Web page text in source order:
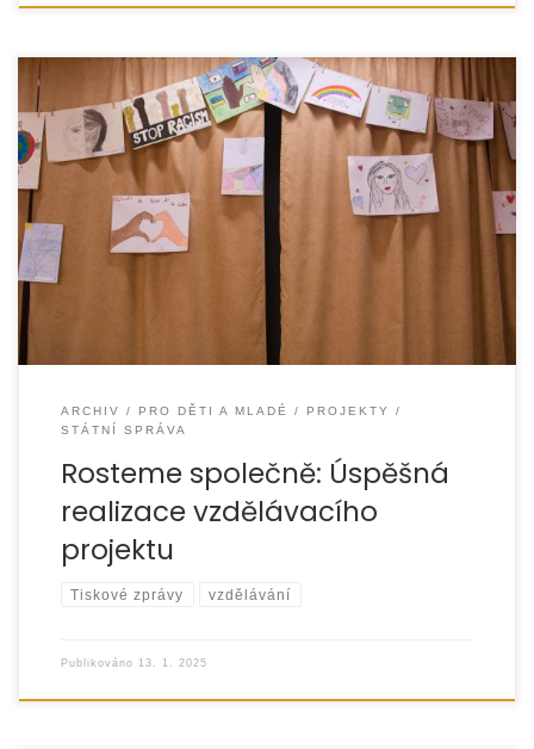
Díky finanční podpoře Ministerstva školství, mládeže
a tělovýchovy ČR se podařilo úspěšně realizovat projekt
zaměřený na prevenci rasismu a xenofobie a posílení
vzájemného
ARCHIV PRO DĚTI A MLADÉ
PROJEKTY
STÁTNÍ SPRÁVA
Rosteme společně: Úspěšná
realizace vzdělávacího
projektu
Tiskové zprávy vzdělávání
Publikováno 13. 1. 2025